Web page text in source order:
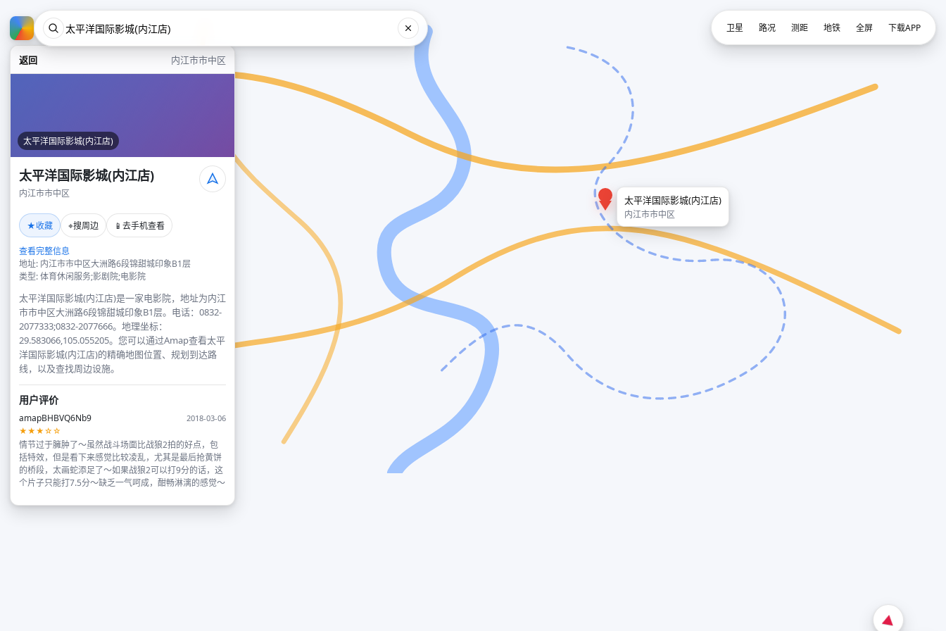
返回 内江市市中区
太平洋国际影城(内江店)
太平洋国际影城(内江店)
内江市市中区
★收藏 ⌖搜周边 📱 去手机查看
查看完整信息
地址: 内江市市中区大洲路6段锦甜城印象B1层
类型: 体育休闲服务;影剧院;电影院
太平洋国际影城(内江店)是一家电影院，地址为内江
市市中区大洲路6段锦甜城印象B1层。电话：0832-
2077333;0832-2077666。地理坐标：
29.583066,105.055205。您可以通过Amap查看太平
洋国际影城(内江店)的精确地图位置、规划到达路
线，以及查找周边设施。
用户评价
amapBHBVQ6Nb9
2018-03-06
★★★☆☆
情节过于臃肿了～虽然战斗场面比战狼2拍的好点，包
括特效，但是看下来感觉比较凌乱，尤其是最后抢黄饼
的桥段，太画蛇添足了～如果战狼2可以打9分的话，这
个片子只能打7.5分～缺乏一气呵成，酣畅淋漓的感觉～
太平洋国际影城(内江店)
内江市市中区
卫星 路况 测距 地铁 全屏 下载APP